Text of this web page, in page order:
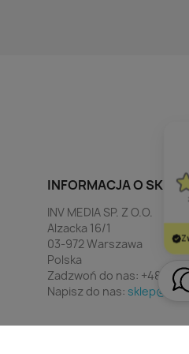
INFORMACJA O
INV MEDIA SP. Z O.O.
Alzacka 16/1
03-972 Warszawa
Polska
Zadzwoń do nas: +48 790
Napisz do nas: